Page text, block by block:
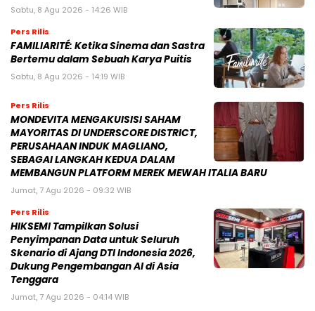
Sabtu, 8 Agu 2026 - 14:26 WIB
Pers Rilis
FAMILIARITÉ: Ketika Sinema dan Sastra
Bertemu dalam Sebuah Karya Puitis
Sabtu, 8 Agu 2026 - 14:19 WIB
Pers Rilis
MONDEVITA MENGAKUISISI SAHAM
MAYORITAS DI UNDERSCORE DISTRICT,
PERUSAHAAN INDUK MAGLIANO,
SEBAGAI LANGKAH KEDUA DALAM
MEMBANGUN PLATFORM MEREK MEWAH ITALIA BARU
Jumat, 7 Agu 2026 - 09:32 WIB
Pers Rilis
HIKSEMI Tampilkan Solusi
Penyimpanan Data untuk Seluruh
Skenario di Ajang DTI Indonesia 2026,
Dukung Pengembangan AI di Asia
Tenggara
Jumat, 7 Agu 2026 - 04:14 WIB